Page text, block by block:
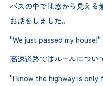
バスの中では窓から見える
お話をしました。
"We just passed my
高速道路ではルールについ
"I know the highway is